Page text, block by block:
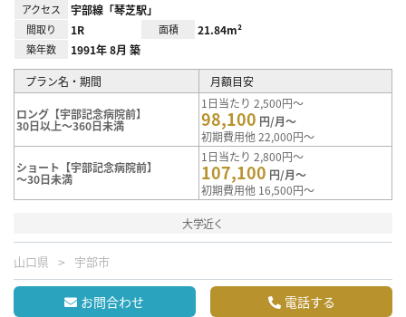
アクセス 宇部線「琴芝駅」
間取り 1R 面積 21.84m²
築年数 1991年 8月 築
プラン名・期間 月額目安
ロング【宇部記念病院前】
30日以上～360日未満
1日当たり 2,500円～
98,100 円/月～
初期費用他 22,000円～
ショート【宇部記念病院前】
～30日未満
1日当たり 2,800円～
107,100 円/月～
初期費用他 16,500円～
大学近く
山口県 宇部市
お問合わせ 電話する